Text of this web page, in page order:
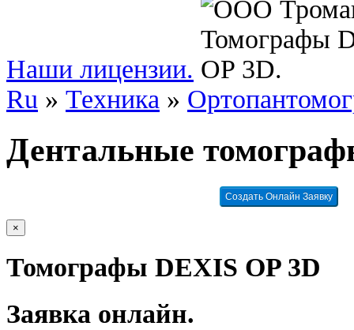
Наши лицензии.
Ru » Техника »
Дентальные
Создать Онлайн Заявку
×
Томографы DEXIS OP 3D
Заявка онлайн.